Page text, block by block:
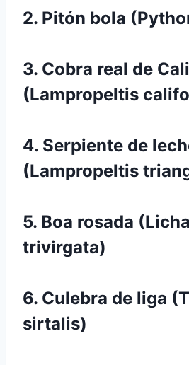
2. Pitón bola
3. Cobra real de
(Lampropeltis
4. Serpiente de
(Lampropeltis
5. Boa rosada
trivirgata)
6. Culebra de liga
sirtalis)